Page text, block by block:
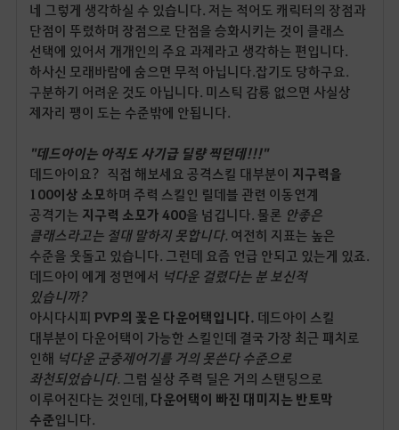
네 그렇게 생각하실 수 있습니다. 저는 적어도 캐릭터의 장점과
단점이 뚜렸하며 장점으로 단점을 승화시키는 것이 클래스
선택에 있어서 개개인의 주요 과제라고 생각하는 편입니다.
하사신 모래바람에 숨으면 무적 아닙니다.잡기도 당하구요.
구분하기 어려운 것도 아닙니다. 미스틱 감룡 없으면 사실상
제자리 팽이 도는 수준밖에 안됩니다.
"데드아이는 아직도 사기급 딜량 찍던데!!!"
데드아이요? 직접 해보세요 공격스킬 대부분이 지구력을
100이상 소모하며 주력 스킬인 릴데블 관련 이동연계
공격기는 지구력 소모가 400을 넘깁니다. 물론 안좋은
클래스라고는 절대 말하지 못합니다. 여전히 지표는 높은
수준을 웃돌고 있습니다. 그런데 요즘 언급 안되고 있는게 있죠.
데드아이 에게 정면에서 넉다운 걸렸다는 분 보신적
있습니까?
아시다시피 PVP의 꽃은 다운어택입니다. 데드아이 스킬
대부분이 다운어택이 가능한 스킬인데 결국 가장 최근 패치로
인해 넉다운 군중제어기를 거의 못쓴다 수준으로
좌천되었습니다. 그럼 실상 주력 딜은 거의 스탠딩으로
이루어진다는 것인데, 다운어택이 빠진 대미지는 반토막
수준입니다.